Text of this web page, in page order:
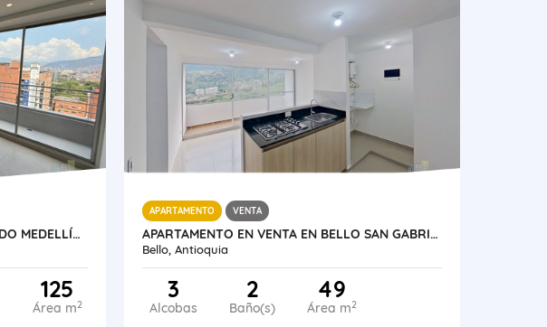
PENTHOUSE EN VENTA REMODELADO MEDELLÍN CONQUISTADORES
125
Área m2
APARTAMENTO VENTA
APARTAMENTO EN VENTA EN BELLO SAN GABRIEL
Bello, Antioquia
3
Alcobas
2
Baño(s)
49
Área m2